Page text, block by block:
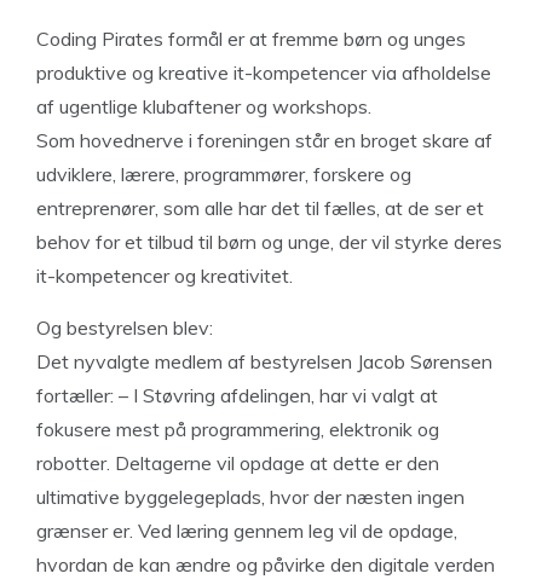
Coding Pirates formål er at fremme børn og unges
produktive og kreative it-kompetencer via afholdelse
af ugentlige klubaftener og workshops.
Som hovednerve i foreningen står en broget skare af
udviklere, lærere, programmører, forskere og
entreprenører, som alle har det til fælles, at de ser et
behov for et tilbud til børn og unge, der vil styrke deres
it-kompetencer og kreativitet.
Og bestyrelsen blev:
Det nyvalgte medlem af bestyrelsen Jacob Sørensen
fortæller: – I Støvring afdelingen, har vi valgt at
fokusere mest på programmering, elektronik og
robotter. Deltagerne vil opdage at dette er den
ultimative byggelegeplads, hvor der næsten ingen
grænser er. Ved læring gennem leg vil de opdage,
hvordan de kan ændre og påvirke den digitale verden